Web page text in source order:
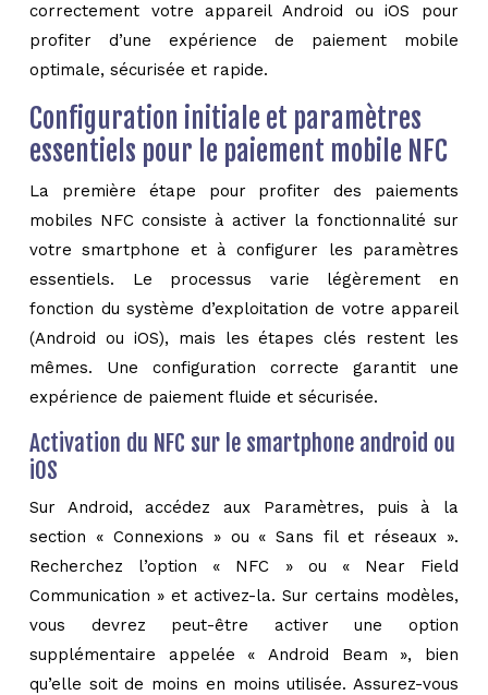
correctement votre appareil Android ou iOS pour
profiter d’une expérience de paiement mobile
optimale, sécurisée et rapide.
Configuration initiale et paramètres
essentiels pour le paiement mobile NFC
La première étape pour profiter des paiements
mobiles NFC consiste à activer la fonctionnalité sur
votre smartphone et à configurer les paramètres
essentiels. Le processus varie légèrement en
fonction du système d’exploitation de votre appareil
(Android ou iOS), mais les étapes clés restent les
mêmes. Une configuration correcte garantit une
expérience de paiement fluide et sécurisée.
Activation du NFC sur le smartphone android ou
iOS
Sur Android, accédez aux Paramètres, puis à la
section « Connexions » ou « Sans fil et réseaux ».
Recherchez l’option « NFC » ou « Near Field
Communication » et activez-la. Sur certains modèles,
vous devrez peut-être activer une option
supplémentaire appelée « Android Beam », bien
qu’elle soit de moins en moins utilisée. Assurez-vous